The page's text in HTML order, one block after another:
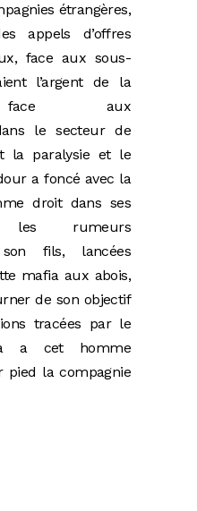
étrangères,
appels d’offres
face aux sous-
l’argent de la
face aux
le secteur de
la paralysie et le
a foncé avec la
droit dans ses
les rumeurs
fils, lancées
mafia aux abois,
de son objectif
tracées par le
a cet homme
pied la compagnie